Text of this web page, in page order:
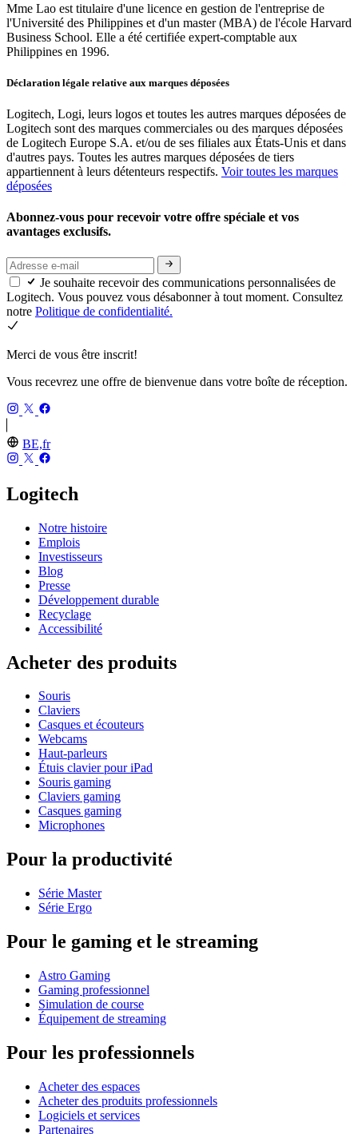
Mme Lao est titulaire d'une licence en gestion de l'entreprise de
l'Université des Philippines et d'un master (MBA) de l'école Harvard
Business School. Elle a été certifiée expert-comptable aux
Philippines en 1996.
Déclaration légale relative aux marques déposées
Logitech, Logi, leurs logos et toutes les autres marques déposées de
Logitech sont des marques commerciales ou des marques déposées
de Logitech Europe S.A. et/ou de ses filiales aux États-Unis et dans
d'autres pays. Toutes les autres marques déposées de tiers
appartiennent à leurs détenteurs respectifs. Voir toutes les marques
déposées
Abonnez-vous pour recevoir votre offre spéciale et vos
avantages exclusifs.
Je souhaite recevoir des communications personnalisées de
Logitech. Vous pouvez vous désabonner à tout moment. Consultez
notre Politique de confidentialité.
Merci de vous être inscrit!
Vous recevrez une offre de bienvenue dans votre boîte de réception.
BE,fr
Logitech
Notre histoire
Emplois
Investisseurs
Blog
Presse
Développement durable
Recyclage
Accessibilité
Acheter des produits
Souris
Claviers
Casques et écouteurs
Webcams
Haut-parleurs
Étuis clavier pour iPad
Souris gaming
Claviers gaming
Casques gaming
Microphones
Pour la productivité
Série Master
Série Ergo
Pour le gaming et le streaming
Astro Gaming
Gaming professionnel
Simulation de course
Équipement de streaming
Pour les professionnels
Acheter des espaces
Acheter des produits professionnels
Logiciels et services
Partenaires